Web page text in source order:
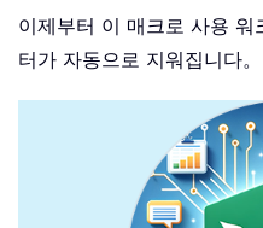
이제부터 이 매크로 사용
터가 자동으로 지워집니다。